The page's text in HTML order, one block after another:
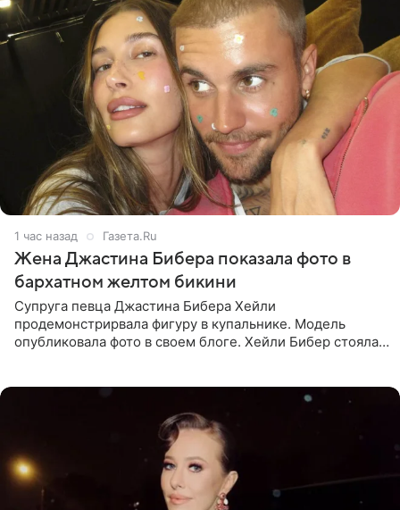
1 час назад Газета.Ru
Жена Джастина Бибера показала фото в
бархатном желтом бикини
Супруга певца Джастина Бибера Хейли
продемонстрирвала фигуру в купальнике. Модель
опубликовала фото в своем блоге. Хейли Бибер стояла